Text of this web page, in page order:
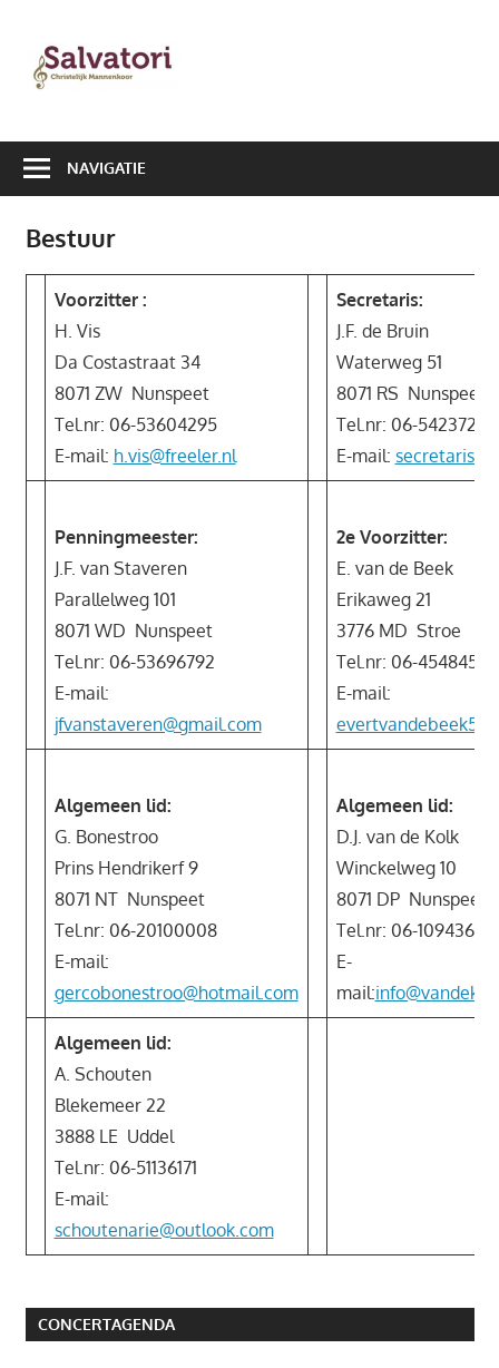
Christelijk
Mannenkoor
NAVIGATIE
Bestuur
Voorzitter :
H. Vis
Da Costastraat 34
8071 ZW Nunspeet
Tel.nr: 06-53604295
E-mail: h.vis@freeler.nl
Secretaris:
J.F. de Bruin
Waterweg 51
8071 RS Nunspeet
Tel.nr: 06-54237223
E-mail:
Penningmeester:
J.F. van Staveren
Parallelweg 101
8071 WD Nunspeet
Tel.nr: 06-53696792
E-mail:
jfvanstaveren@gmail.com
2e Voorzitter:
E. van de Beek
Erikaweg 21
3776 MD Stroe
Tel.nr: 06-45484553
E-mail:
Algemeen lid:
G. Bonestroo
Prins Hendrikerf 9
8071 NT Nunspeet
Tel.nr: 06-20100008
E-mail:
gercobonestroo@hotmail.com
Algemeen lid:
D.J. van de Kolk
Winckelweg 10
8071 DP Nunspeet
Tel.nr: 06-10943616
E-
mail:
Algemeen lid:
A. Schouten
Blekemeer 22
3888 LE Uddel
Tel.nr: 06-51136171
E-mail:
schoutenarie@outlook.com
CONCERTAGENDA